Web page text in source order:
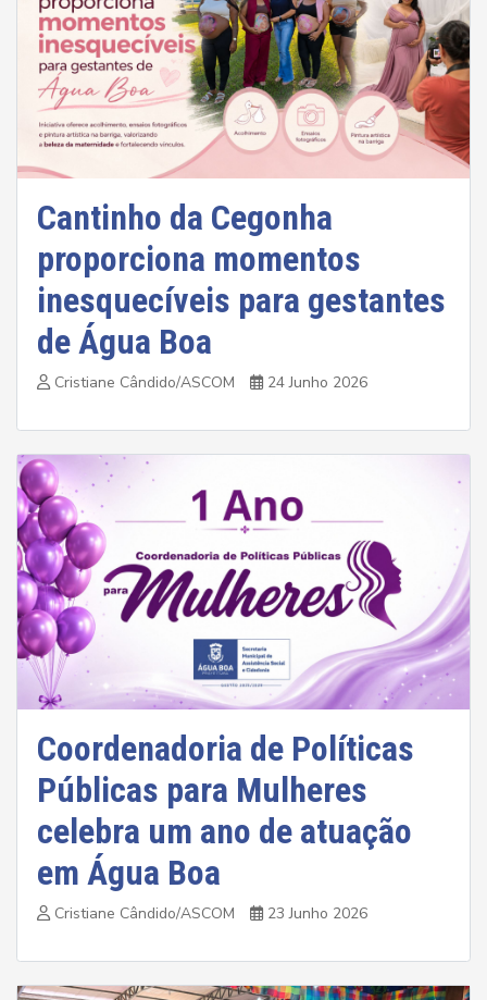
Cantinho da Cegonha
proporciona momentos
inesquecíveis para gestantes
de Água Boa
Cristiane Cândido/ASCOM 24 Junho 2026
Coordenadoria de Políticas
Públicas para Mulheres
celebra um ano de atuação
em Água Boa
Cristiane Cândido/ASCOM 23 Junho 2026